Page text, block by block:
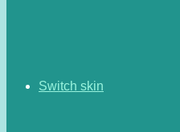
Switch skin